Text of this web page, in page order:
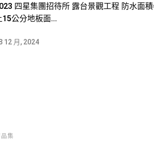
四星集團招待所 露台景觀工程 防水面
15公分地板面...
12 月, 2024
集